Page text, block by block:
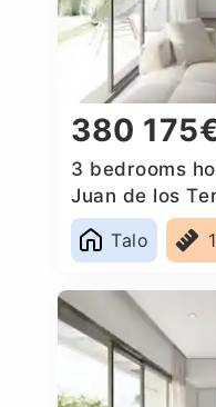
380
3 bedrooms
Juan de los
Talo